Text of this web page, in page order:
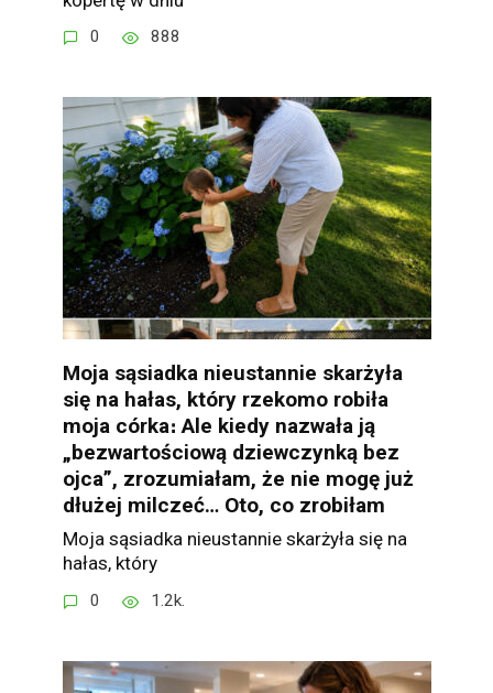
0 888
Moja sąsiadka nieustannie skarżyła
się na hałas, który rzekomo robiła
moja córka։ Ale kiedy nazwała ją
„bezwartościową dziewczynką bez
ojca”, zrozumiałam, że nie mogę już
dłużej milczeć… Oto, co zrobiłam
Moja sąsiadka nieustannie skarżyła się na
hałas, który
0 1.2k.